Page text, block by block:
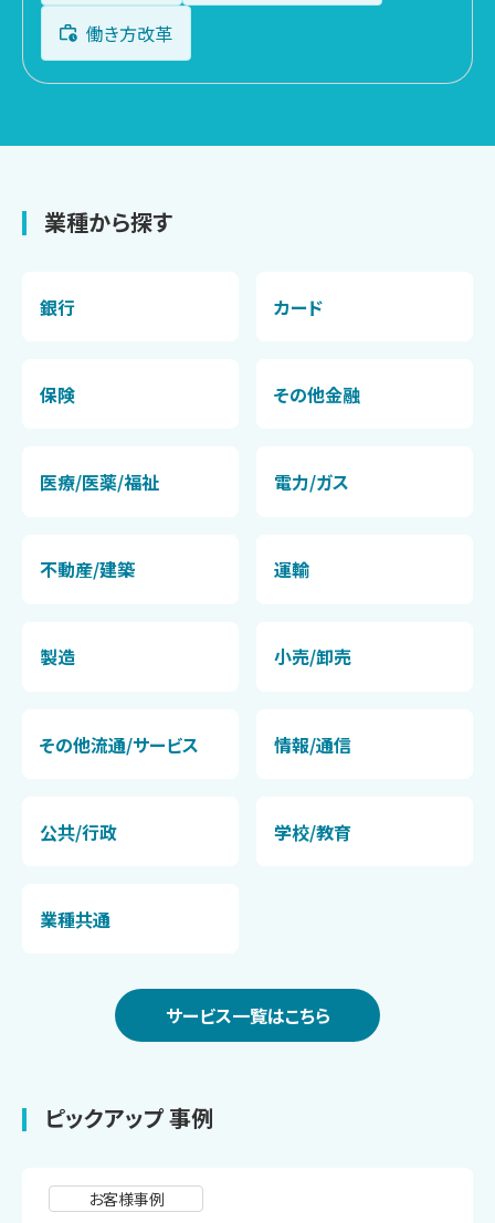
働き方改革
業種から探す
銀行 カード
保険 その他金融
医療/医薬/福祉 電力/ガス
不動産/建築 運輸
製造 小売/卸売
その他流通/サービス 情報/通信
公共/行政 学校/教育
業種共通
サービス一覧はこちら
ピックアップ 事例
お客様事例